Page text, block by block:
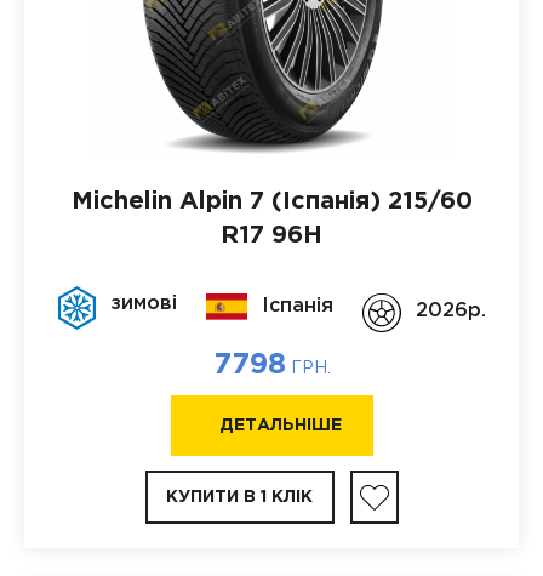
Michelin Alpin 7 (Іспанія) 215/60
R17 96H
зимові Іспанія 2026p.
7798 ГРН.
ДЕТАЛЬНІШЕ
КУПИТИ В 1 КЛІК